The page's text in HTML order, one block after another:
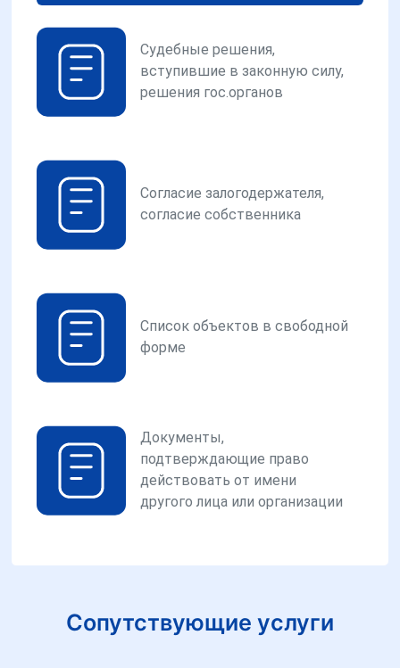
Судебные решения,
вступившие в законную силу,
решения гос.органов
Согласие залогодержателя,
согласие собственника
Список объектов в свободной
форме
Документы,
подтверждающие право
действовать от имени
другого лица или организации
Сопутствующие услуги